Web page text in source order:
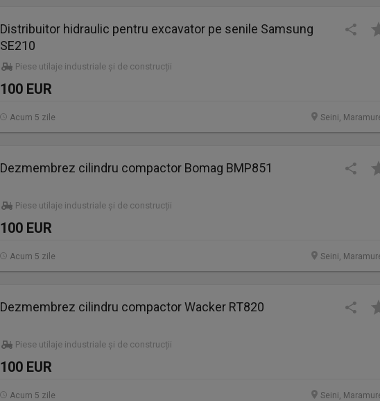
Distribuitor hidraulic pentru excavator pe senile Samsung
SE210
Piese utilaje industriale și de construcții
100 EUR
Seini,
Acum 5 zile
Dezmembrez cilindru compactor Bomag BMP851
Piese utilaje industriale și de construcții
100 EUR
Seini,
Acum 5 zile
Dezmembrez cilindru compactor Wacker RT820
Piese utilaje industriale și de construcții
100 EUR
Seini,
Acum 5 zile